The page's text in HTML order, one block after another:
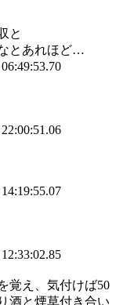
と
とあれほど…
覚え、気付けば50
酒と煙草付き合い